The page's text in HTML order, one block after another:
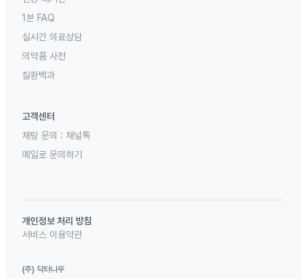
1분 FAQ
실시간 의료상담
의약품 사전
질환백과
고객센터
채팅 문의 : 채널톡
메일로 문의하기
개인정보 처리 방침
서비스 이용약관
(주) 닥터나우